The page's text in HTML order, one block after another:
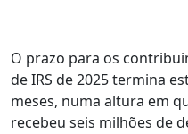
O prazo para os
de IRS de 2025 termina
meses, numa altura em
recebeu seis milhões de